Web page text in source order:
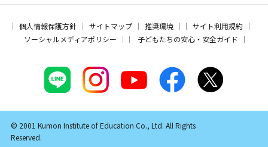
個人情報保護方針 サイトマップ 推奨環境
サイト利用規約
ソーシャルメディアポリシー
子どもたちの安心・安全ガイド
© 2001 Kumon Institute of Education Co., Ltd. All Rights
Reserved.